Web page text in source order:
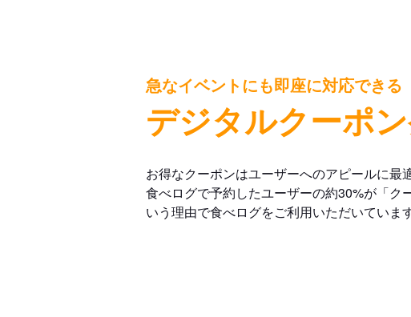
急なイベントにも即座に対応できる
デジタルクーポ
お得なクーポンはユーザーへのアピールに最
食べログで予約したユーザーの約30%が「ク
いう理由で食べログをご利用いただいています